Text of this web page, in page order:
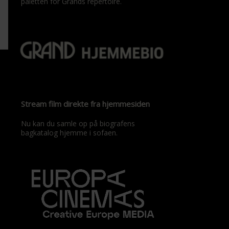
Stream film direkte fra hjemmesiden
Nu kan du samle op på biografens
bagkatalog hjemme i sofaen.